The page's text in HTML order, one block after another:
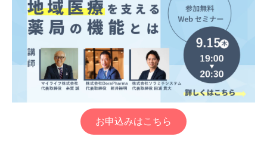
お申込みはこちら